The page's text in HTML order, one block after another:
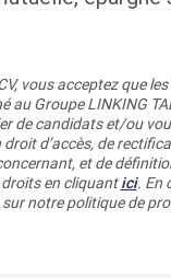
vous acceptez que
au Groupe LINKING
de candidats et/ou
droit d’accès, de
et de
en cliquantici. En
notre politique de